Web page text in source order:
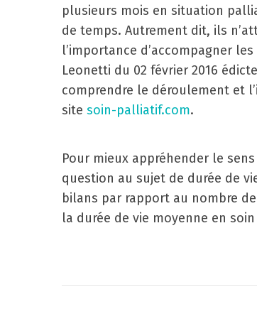
plusieurs mois en situation
de temps. Autrement dit, ils
l’importance d’accompagner
Leonetti du 02 février 2016
comprendre le déroulement et
site soin-palliatif.com.
Pour mieux appréhender le
question au sujet de durée de
bilans par rapport au nombre
la durée de vie moyenne en